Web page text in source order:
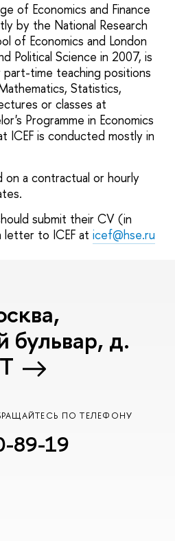
of Economics and Finance
by the National Research
of Economics and London
Political Science in 2007, is
time teaching positions
Statistics,
or classes at
Programme in Economics
ICEF is conducted mostly in
on a contractual or hourly
submit their CV (in
letter to ICEF at icef@hse.ru
бульвар, д.
ПО ТЕЛЕФОНУ
89-19